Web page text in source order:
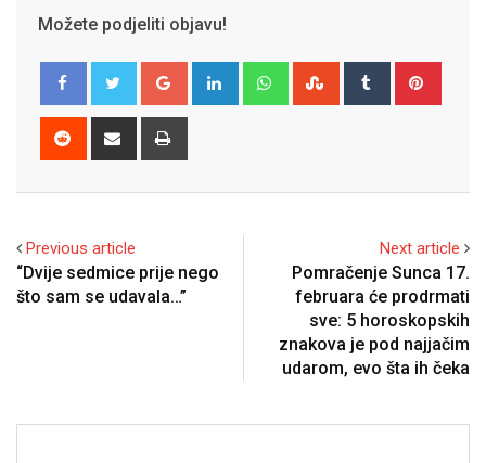
Možete podjeliti objavu!
Google+ LinkedIn WhatsappStumbleUpon
Tumblr
Reddit
Share
Previous article
“Dvije sedmice prije nego
što sam se udavala…”
Next article
Pomračenje Sunca 17.
februara će prodrmati
sve: 5 horoskopskih
znakova je pod najjačim
udarom, evo šta ih čeka